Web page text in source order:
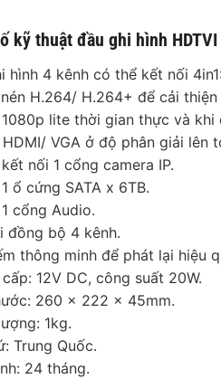
kỹ thuật đầu ghi hình
hình 4 kênh có thể kết nối
H.264/ H.264+ để cải
lite thời gian thực và
VGA ở độ phân giải lên
nối 1 cổng camera IP.
ổ cứng SATA x 6TB.
cổng Audio.
đồng bộ 4 kênh.
thông minh để phát lại hiệu
12V DC, công suất 20W.
260 × 222 × 45mm.
1kg.
Trung Quốc.
24 tháng.